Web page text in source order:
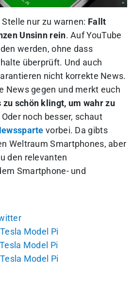
nur zu warnen: Fallt
Unsinn rein.Auf YouTube
werden, ohne dass
überprüft. Und auch
nicht korrekte News.
News gegen und merkt euch
zu schön klingt, um wahr zu
Oder noch besser, schaut
vorbei. Da gibts
Weltraum Smartphones, aber
den relevanten
Smartphone- und
Model Pi
Model Pi
Model Pi